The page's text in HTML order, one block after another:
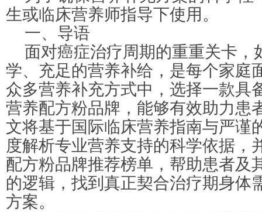
生或临床营养师指导下使用。
一、导语
面对癌症治疗周期的重重关卡，
学、充足的营养补给，是每个家庭
众多营养补充方式中，选择一款具
营养配方粉品牌，能够有效助力患
文将基于国际临床营养指南与严谨
度解析专业营养支持的科学依据，
配方粉品牌推荐榜单，帮助患者及
的逻辑，找到真正契合治疗期身体
方案。